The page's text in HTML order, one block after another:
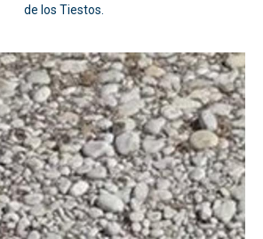
de los Tiestos.